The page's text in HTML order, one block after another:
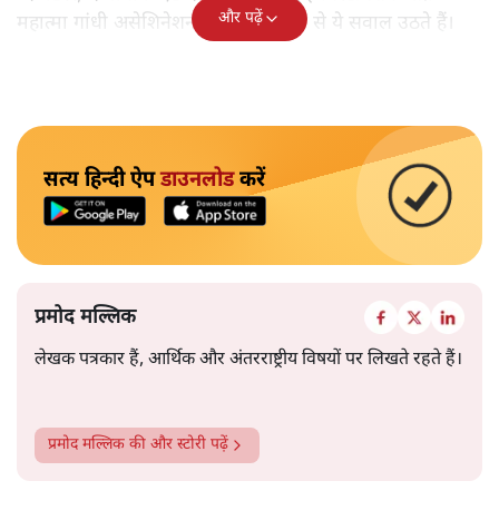
महात्मा गांधी असेशिनेशन' नामक किताब से ये सवाल उठते हैं।
और पढ़ें
सत्य हिन्दी ऐपडाउनलोडकरें
प्रमोद मल्लिक
लेखक पत्रकार हैं, आर्थिक और अंतरराष्ट्रीय विषयों पर लिखते रहते हैं।
प्रमोद मल्लिक की और स्टोरी पढ़ें